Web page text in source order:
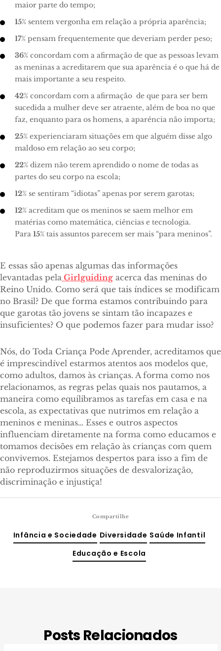
maior parte do tempo;
15% sentem vergonha em relação a própria aparência;
17% pensam frequentemente que deveriam perder peso;
36% concordam com a afirmação de que as pessoas levam
as meninas a acreditarem que sua aparência é o que há de
mais importante a seu respeito.
42% concordam com a afirmação de que para ser bem
sucedida a mulher deve ser atraente, além de boa no que
faz, enquanto para os homens, a aparência não importa;
25% experienciaram situações em que alguém disse algo
maldoso em relação ao seu corpo;
22% dizem não terem aprendido o nome de todas as
partes do seu corpo na escola;
12% se sentiram “idiotas” apenas por serem garotas;
12% acreditam que os meninos se saem melhor em
matérias como matemática, ciências e tecnologia.
Para 15% tais assuntos parecem ser mais “para meninos”.
E essas são apenas algumas das informações
levantadas pela Girlguiding acerca das meninas do
Reino Unido. Como será que tais índices se modificam
no Brasil? De que forma estamos contribuindo para
que garotas tão jovens se sintam tão incapazes e
insuficientes? O que podemos fazer para mudar isso?
Nós, do Toda Criança Pode Aprender, acreditamos que
é imprescindível estarmos atentos aos modelos que,
como adultos, damos às crianças. A forma como nos
relacionamos, as regras pelas quais nos pautamos, a
maneira como equilibramos as tarefas em casa e na
escola, as expectativas que nutrimos em relação a
meninos e meninas… Esses e outros aspectos
influenciam diretamente na forma como educamos e
tomamos decisões em relação às crianças com quem
convivemos. Estejamos despertos para isso a fim de
não reproduzirmos situações de desvalorização,
discriminação e injustiça!
Compartilhe
Infância e Sociedade Diversidade Saúde Infantil
Educação e Escola
Posts Relacionados